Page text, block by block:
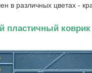
в различных цветах -
пластичный